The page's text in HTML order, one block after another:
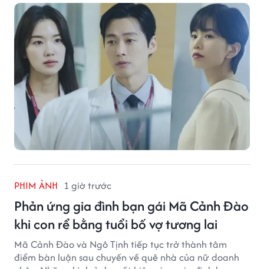
PHIM ẢNH 1 giờ trước
Phản ứng gia đình bạn gái Mã Cảnh Đào
khi con rể bằng tuổi bố vợ tương lai
Mã Cảnh Đào và Ngô Tịnh tiếp tục trở thành tâm
điểm bàn luận sau chuyến về quê nhà của nữ doanh